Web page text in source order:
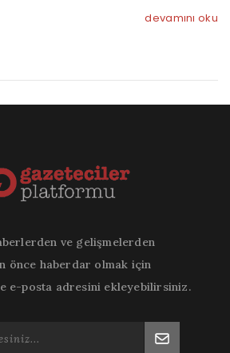
devamını oku
ve gelişmelerden
önce haberdar olmak için
e-posta adresini ekleyebilirsiniz.